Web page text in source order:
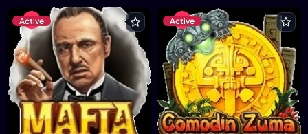
Active Active